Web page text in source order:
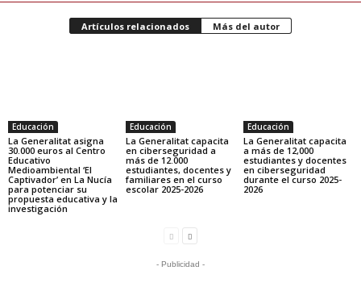
Artículos relacionados Más del autor
Educación
La Generalitat asigna
30.000 euros al Centro
Educativo
Medioambiental ‘El
Captivador’ en La Nucía
para potenciar su
propuesta educativa y la
investigación
Educación
La Generalitat capacita
en ciberseguridad a
más de 12.000
estudiantes, docentes y
familiares en el curso
escolar 2025-2026
Educación
La Generalitat capacita
a más de 12,000
estudiantes y docentes
en ciberseguridad
durante el curso 2025-
2026
- Publicidad -